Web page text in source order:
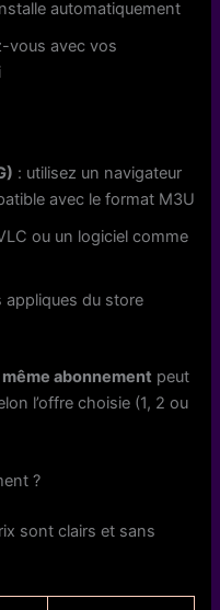
automatiquement
vous avec vos
: utilisez un navigateur
avec le format M3U
ou un logiciel comme
appliques du store
même abonnement peut
l’offre choisie (1, 2 ou
?
sont clairs et sans